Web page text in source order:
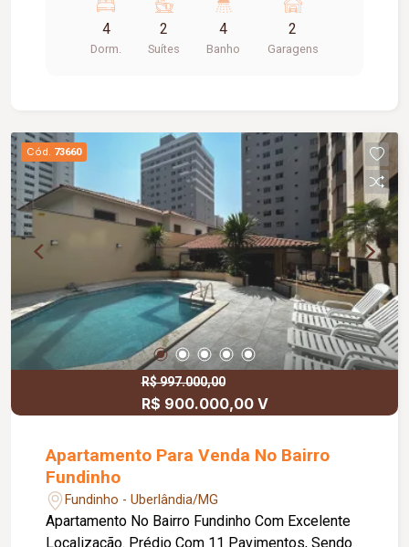
fino acabamento e pintura nova Área
Privativa:229,63m² Área Total
Construída:288,13m² Um Apartamento por andar
social com box e armários Cozinha montada com
armários Área de serviços completa com
banheiro, quarto e despensa Piso em tábua
corrida e cerâmica. Cond rateio aprox. 2.000,00 /
taxa de mudança aprox. 1 salario mínimo (entrada
e saída).
4
Dorm.
2
Suítes
4
Banho
2
Garagens
Cód. 73660
R$ 997.000,00
R$ 900.000,00 V
Apartamento Para Venda No Bairro
Fundinho
Fundinho - Uberlândia/MG
Apartamento No Bairro Fundinho Com Excelente
Localização. Prédio Com 11 Pavimentos, Sendo